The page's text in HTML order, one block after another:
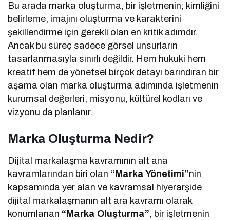
Bu arada marka oluşturma, bir işletmenin; kimliğini
belirleme, imajını oluşturma ve karakterini
şekillendirme için gerekli olan en kritik adımdır.
Ancak bu süreç sadece görsel unsurların
tasarlanmasıyla sınırlı değildir. Hem hukuki hem
kreatif hem de yönetsel birçok detayı barındıran bir
aşama olan marka oluşturma adımında işletmenin
kurumsal değerleri, misyonu, kültürel kodları ve
vizyonu da planlanır.
Marka Oluşturma Nedir?
Dijital markalaşma kavramının alt ana
kavramlarından biri olan “Marka Yönetimi”nin
kapsamında yer alan ve kavramsal hiyerarşide
dijital markalaşmanın alt ara kavramı olarak
konumlanan “Marka Oluşturma”, bir işletmenin